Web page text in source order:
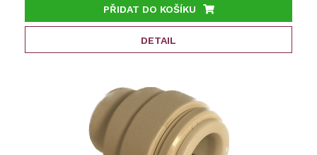
PŘIDAT DO KOŠÍKU
DETAIL